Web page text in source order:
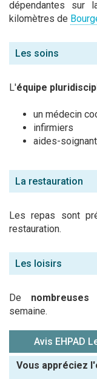
dépendantes sur
kilomètres de
Les soins
L'équipe
un médecin
infirmiers
aides-
La restauration
Les repas sont
restauration.
Les loisirs
De nombreuses
semaine.
Avis EHPAD
Vous appréciez